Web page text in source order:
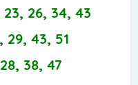
23, 26, 34, 43
29, 43, 51
38, 47